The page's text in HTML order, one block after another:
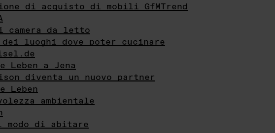
di acquisto di mobili GfMTrend
camera da letto
dei luoghi dove poter cucinare
a Jena
diventa un nuovo partner
Leben
ambientale
modo di abitare